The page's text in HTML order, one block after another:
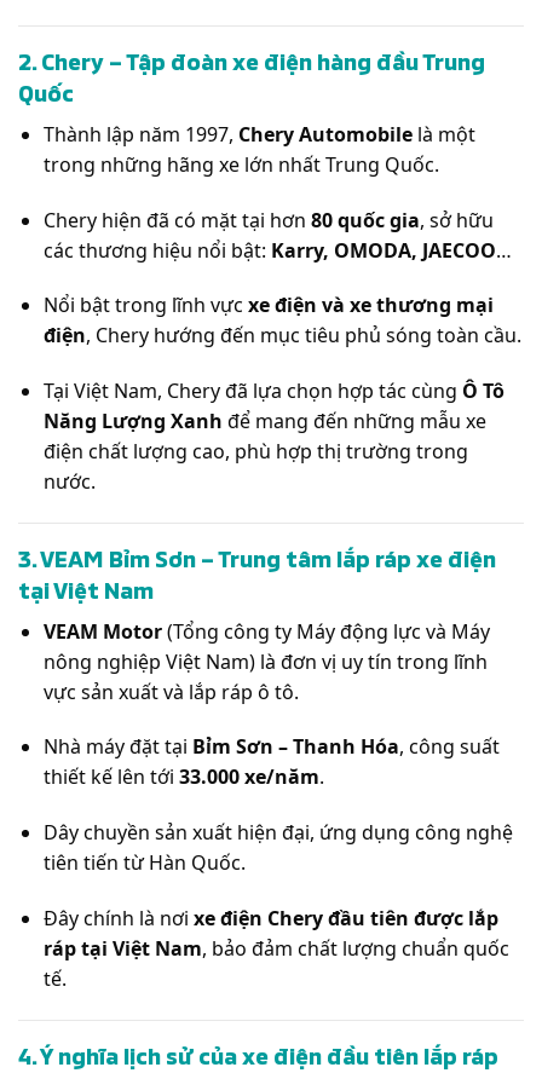
2. Chery – Tập đoàn xe điện hàng đầu Trung
Quốc
Thành lập năm 1997, Chery Automobilelà một
trong những hãng xe lớn nhất Trung Quốc.
Chery hiện đã có mặt tại hơn 80 quốc gia, sở hữu
các thương hiệu nổi bật: Karry, OMODA, JAECOO…
Nổi bật trong lĩnh vực xe điện và xe thương mại
điện, Chery hướng đến mục tiêu phủ sóng toàn cầu.
Tại Việt Nam, Chery đã lựa chọn hợp tác cùng Ô Tô
Năng Lượng Xanh để mang đến những mẫu xe
điện chất lượng cao, phù hợp thị trường trong
nước.
3. VEAM Bỉm Sơn – Trung tâm lắp ráp xe điện
tại Việt Nam
VEAM Motor(Tổng công ty Máy động lực và Máy
nông nghiệp Việt Nam) là đơn vị uy tín trong lĩnh
vực sản xuất và lắp ráp ô tô.
Nhà máy đặt tại Bỉm Sơn – Thanh Hóa, công suất
thiết kế lên tới 33.000 xe/năm.
Dây chuyền sản xuất hiện đại, ứng dụng công nghệ
tiên tiến từ Hàn Quốc.
Đây chính là nơi xe điện Chery đầu tiên được lắp
ráp tại Việt Nam, bảo đảm chất lượng chuẩn quốc
tế.
4. Ý nghĩa lịch sử của xe điện đầu tiên lắp ráp